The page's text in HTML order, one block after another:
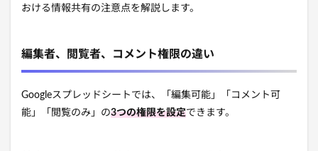
おける情報共有の注意点を解説します。
編集者、閲覧者、コメント権限の違い
Googleスプレッドシートでは、「編集可能」「コメント可
能」「閲覧のみ」の3つの権限を設定できます。